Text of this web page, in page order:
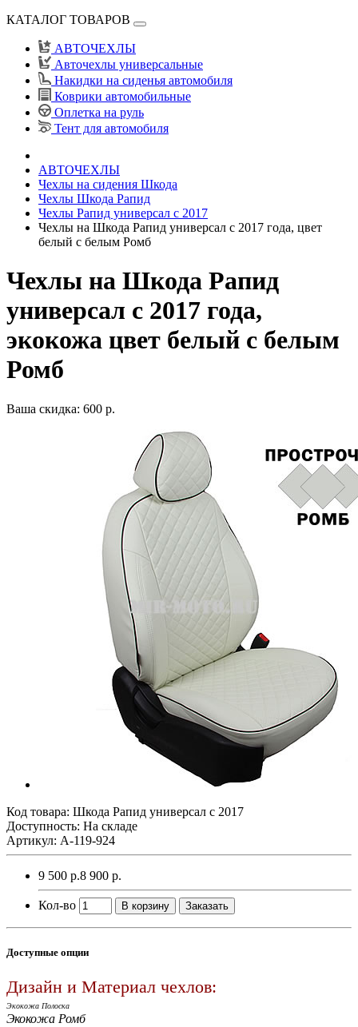
КАТАЛОГ ТОВАРОВ
АВТОЧЕХЛЫ
Авточехлы универсальные
Накидки на сиденья автомобиля
Коврики автомобильные
Оплетка на руль
Тент для автомобиля
АВТОЧЕХЛЫ
Чехлы на сидения Шкода
Чехлы Шкода Рапид
Чехлы Рапид универсал с 2017
Чехлы на Шкода Рапид универсал с 2017 года, цвет
белый с белым Ромб
Чехлы на Шкода Рапид
универсал с 2017 года,
экокожа цвет белый с белым
Ромб
Ваша скидка: 600 р.
Код товара: Шкода Рапид универсал с 2017
Доступность: На складе
Артикул: A-119-924
9 500 р.8 900 р.
Кол-во В корзину Заказать
Доступные опции
Дизайн и Материал чехлов:
Экокожа Полоска
Экокожа Ромб